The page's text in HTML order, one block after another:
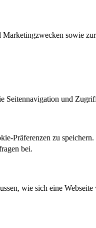
sowie
und
Präferenzen zu speichern.
bei.
wie sich eine